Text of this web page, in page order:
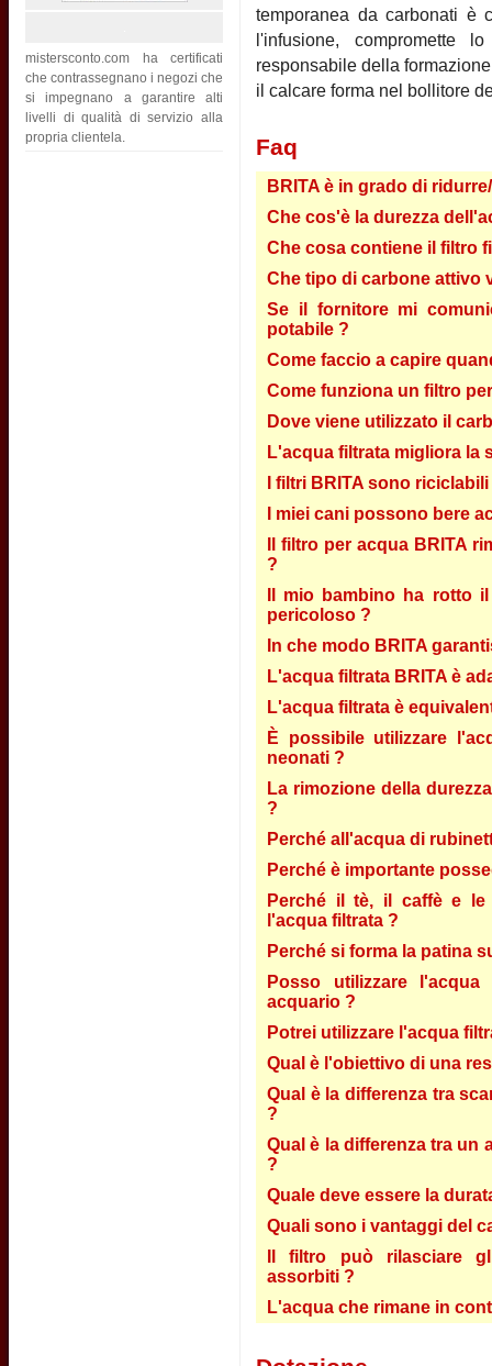
mistersconto.com ha certificati
che contrassegnano i negozi che
si impegnano a garantire alti
livelli di qualità di servizio alla
propria clientela.
temporanea da carbonati è
l'infusione, compromette
responsabile della
il calcare forma nel bollitore
Faq
BRITA è in grado di
Che cos'è la durezza
Che cosa contiene il filtro
Che tipo di carbone attivo
Se il fornitore mi
potabile ?
Come faccio a capire
Come funziona un filtro
Dove viene utilizzato il
L'acqua filtrata migliora la
I filtri BRITA sono
I miei cani possono bere
Il filtro per acqua BRITA
?
Il mio bambino ha rotto
pericoloso ?
In che modo BRITA
L'acqua filtrata BRITA è
L'acqua filtrata è
È possibile utilizzare
neonati ?
La rimozione della
?
Perché all'acqua di
Perché è importante
Perché il tè, il caffè e
l'acqua filtrata ?
Perché si forma la patina
Posso utilizzare
acquario ?
Potrei utilizzare l'acqua
Qual è l'obiettivo di una
Qual è la differenza tra
?
Qual è la differenza tra un
?
Quale deve essere la
Quali sono i vantaggi del
Il filtro può rilasciare
assorbiti ?
L'acqua che rimane in